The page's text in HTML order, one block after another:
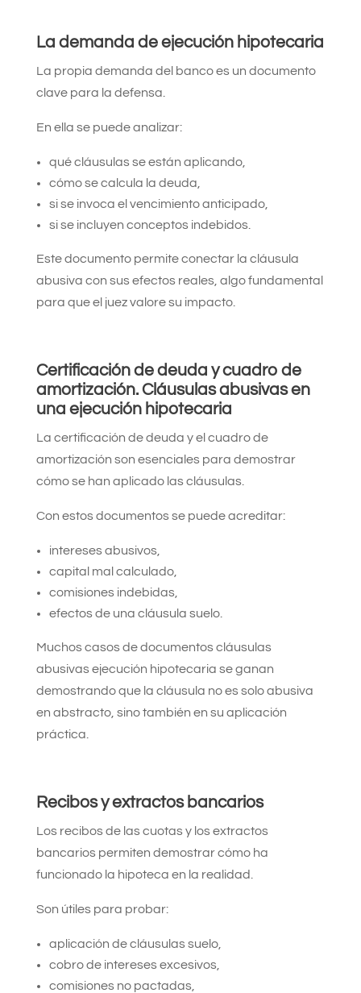
La demanda de ejecución hipotecaria
La propia demanda del banco es un documento
clave para la defensa.
En ella se puede analizar:
qué cláusulas se están aplicando,
cómo se calcula la deuda,
si se invoca el vencimiento anticipado,
si se incluyen conceptos indebidos.
Este documento permite conectar la cláusula
abusiva con sus efectos reales, algo fundamental
para que el juez valore su impacto.
Certificación de deuda y cuadro de
amortización.Cláusulas abusivas en
una ejecución hipotecaria
La certificación de deuda y el cuadro de
amortización son esenciales para demostrar
cómo se han aplicado las cláusulas.
Con estos documentos se puede acreditar:
intereses abusivos,
capital mal calculado,
comisiones indebidas,
efectos de una cláusula suelo.
Muchos casos de documentos cláusulas
abusivas ejecución hipotecaria se ganan
demostrando que la cláusula no es solo abusiva
en abstracto, sino también en su aplicación
práctica.
Recibos y extractos bancarios
Los recibos de las cuotas y los extractos
bancarios permiten demostrar cómo ha
funcionado la hipoteca en la realidad.
Son útiles para probar:
aplicación de cláusulas suelo,
cobro de intereses excesivos,
comisiones no pactadas,